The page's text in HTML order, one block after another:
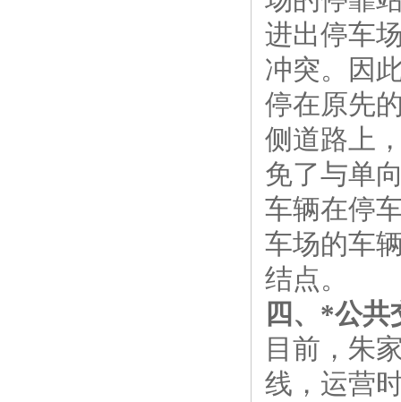
进出停车
冲突。因
停在原先
侧道路上
免了与单
车辆在停
车场的车
结点。
四、*公共
目前，朱
线，运营